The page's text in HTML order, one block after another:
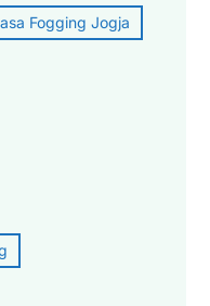
Fogging Jogja